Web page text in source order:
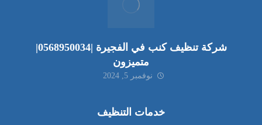
شركة تنظيف كنب في الفجيرة |0568950034|
متميزون
نوفمبر 5, 2024
خدمات التنظيف